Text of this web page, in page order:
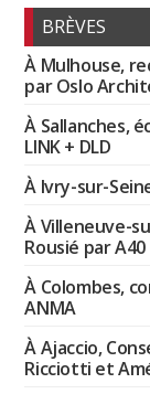
BRÈVES
À Mulhouse,
par Oslo
À Sallanches,
LINK + DLD
À Ivry-sur-
À Villeneuve-
Rousié par A40
À Colombes,
ANMA
À Ajaccio,
Ricciotti et